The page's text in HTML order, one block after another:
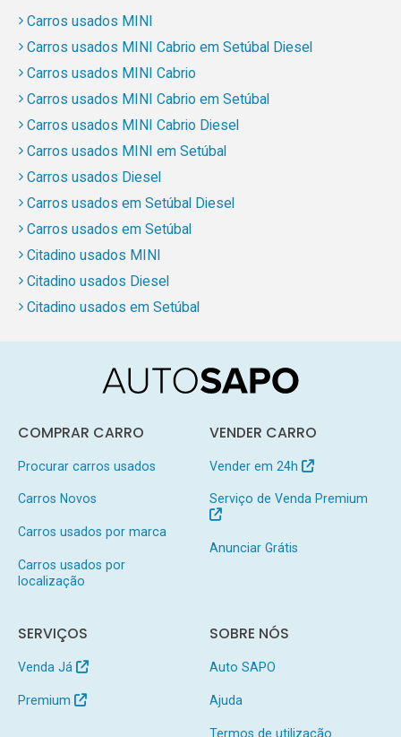
Carros usados MINI
Carros usados MINI Cabrio em Setúbal Diesel
Carros usados MINI Cabrio
Carros usados MINI Cabrio em Setúbal
Carros usados MINI Cabrio Diesel
Carros usados MINI em Setúbal
Carros usados Diesel
Carros usados em Setúbal Diesel
Carros usados em Setúbal
Citadino usados MINI
Citadino usados Diesel
Citadino usados em Setúbal
COMPRAR CARRO
Procurar carros usados
Carros Novos
Carros usados por marca
Carros usados por
localização
VENDER CARRO
Vender em 24h
Serviço de Venda Premium
Anunciar Grátis
SERVIÇOS
Venda Já
Premium
SOBRE NÓS
Auto SAPO
Ajuda
Termos de utilização